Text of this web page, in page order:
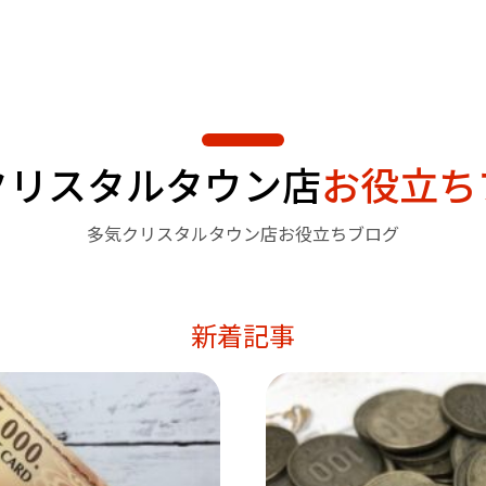
スタルタウン店お役立
多気クリスタルタウン店お役立ちブログ
新着記事